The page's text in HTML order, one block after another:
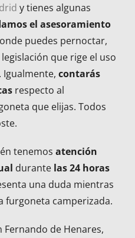
y tienes algunas
el asesoramiento
puedes pernoctar,
que rige el uso
Igualmente, contarás
respecto al
que elijas. Todos
tenemos atención
durante las 24 horas
una duda mientras
furgoneta camperizada.
Fernando de Henares,